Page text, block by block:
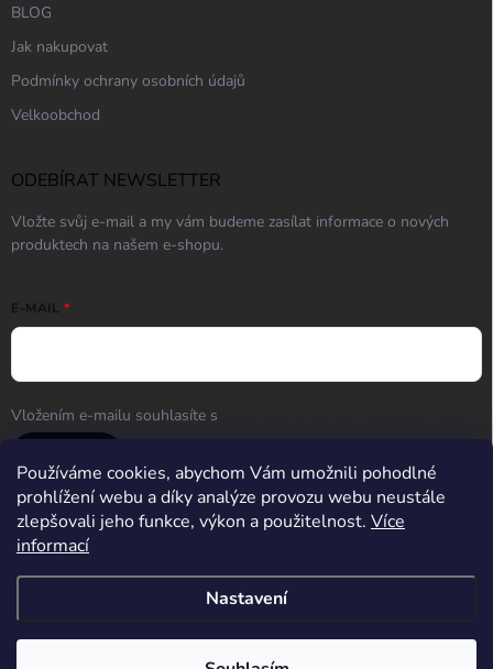
Používáme cookies, abychom Vám umožnili pohodlné
prohlížení webu a díky analýze provozu webu neustále
zlepšovali jeho funkce, výkon a použitelnost. Více
informací
Nastavení
BLOG
Jak nakupovat
Podmínky ochrany osobních údajů
Velkoobchod
ODEBÍRAT NEWSLETTER
Vložte svůj e-mail a my vám budeme zasílat informace o nových
produktech na našem e-shopu.
E-MAIL
Vložením e-mailu souhlasíte s
Copyright 2026Guncentrum shop. Všechna práva vyhrazena.Upravit
nastavení cookies